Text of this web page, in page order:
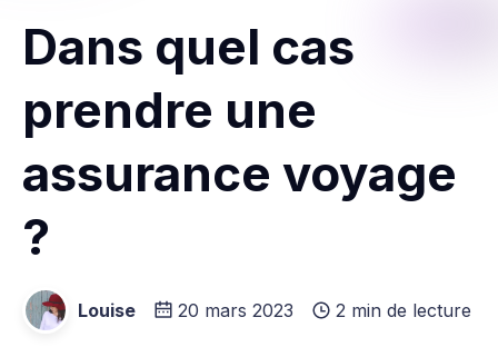
Dans quel cas
prendre une
assurance voyage
?
Louise 20 mars 2023 2 min de lecture